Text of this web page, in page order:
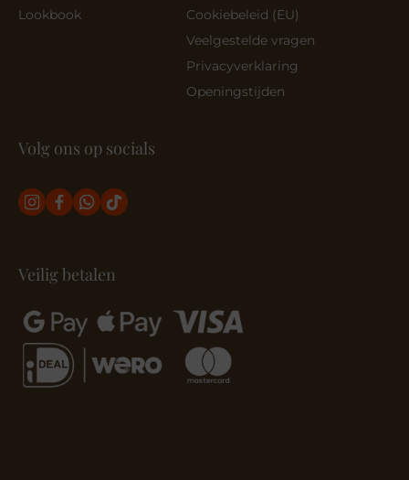
Lookbook
Cookiebeleid (EU)
Veelgestelde vragen
Privacyverklaring
Openingstijden
Volg ons op socials
Veilig betalen